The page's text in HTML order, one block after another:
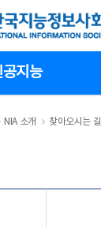
흥원
공지능
>NIA 소개 >
찾아오시는 길